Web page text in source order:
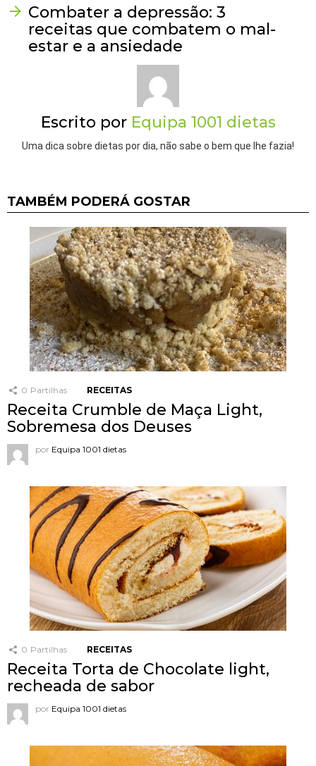
Combater a depressão: 3
receitas que combatem o mal-
estar e a ansiedade
Escrito por Equipa 1001 dietas
Uma dica sobre dietas por dia, não sabe o bem que lhe fazia!
TAMBÉM PODERÁ GOSTAR
0 Partilhas RECEITAS
Receita Crumble de Maça Light,
Sobremesa dos Deuses
por Equipa 1001 dietas
0 Partilhas RECEITAS
Receita Torta de Chocolate light,
recheada de sabor
por Equipa 1001 dietas